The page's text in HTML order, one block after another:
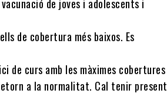
de joves i adolescents i
de cobertura més baixos. Es
de curs amb les màximes cobertures
a la normalitat. Cal tenir present